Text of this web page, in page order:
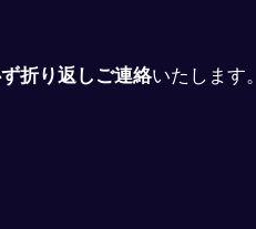
折り返しご連絡いたします。